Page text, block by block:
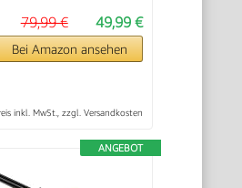
49,99 €
79,99 €
Bei Amazon ansehen
inkl. MwSt., zzgl. Versandkosten
ANGEBOT